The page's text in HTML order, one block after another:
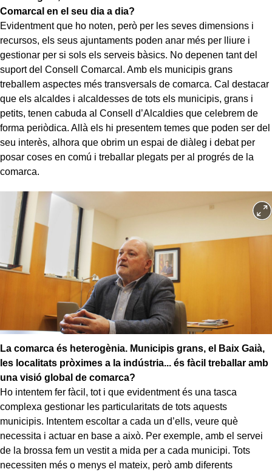
Comarcal en el seu dia a dia?
Evidentment que ho noten, però per les seves dimensions i
recursos, els seus ajuntaments poden anar més per lliure i
gestionar per si sols els serveis bàsics. No depenen tant del
suport del Consell Comarcal. Amb els municipis grans
treballem aspectes més transversals de comarca. Cal destacar
que els alcaldes i alcaldesses de tots els municipis, grans i
petits, tenen cabuda al Consell d’Alcaldies que celebrem de
forma periòdica. Allà els hi presentem temes que poden ser del
seu interès, alhora que obrim un espai de diàleg i debat per
posar coses en comú i treballar plegats per al progrés de la
comarca.
La comarca és heterogènia. Municipis grans, el Baix Gaià,
les localitats pròximes a la indústria... és fàcil treballar amb
una visió global de comarca?
Ho intentem fer fàcil, tot i que evidentment és una tasca
complexa gestionar les particularitats de tots aquests
municipis. Intentem escoltar a cada un d’ells, veure què
necessita i actuar en base a això. Per exemple, amb el servei
de la brossa fem un vestit a mida per a cada municipi. Tots
necessiten més o menys el mateix, però amb diferents